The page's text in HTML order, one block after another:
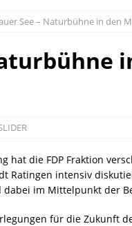
See – Naturbühne in den
hat die FDP Fraktion
Ratingen intensiv
dabei im Mittelpunkt der
für die Zukunft